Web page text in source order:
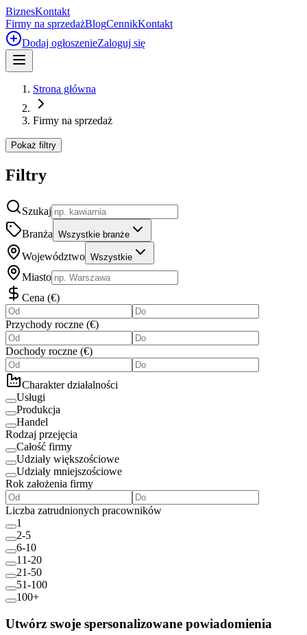
BiznesKontakt
Firmy na sprzedażBlogCennikKontakt
Dodaj ogłoszenieZaloguj się
Strona główna
Firmy na sprzedaż
Pokaż filtry
Filtry
Szukaj
Branża Wszystkie branże
Województwo Wszystkie
Miasto
Cena (€)
Przychody roczne (€)
Dochody roczne (€)
Charakter działalności
Usługi
Produkcja
Handel
Rodzaj przejęcia
Całość firmy
Udziały większościowe
Udziały mniejszościowe
Rok założenia firmy
Liczba zatrudnionych pracowników
1
2-5
6-10
11-20
21-50
51-100
100+
Utwórz swoje spersonalizowane powiadomienia